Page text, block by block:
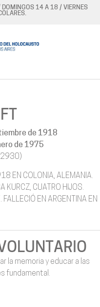
DOMINGOS 14 A 18 / VIERNES
de 1918
de 1975
2930)
EN COLONIA, ALEMANIA.
KURCZ, CUATRO HIJOS.
EN ARGENTINA EN
la memoria y educar a las
fundamental.